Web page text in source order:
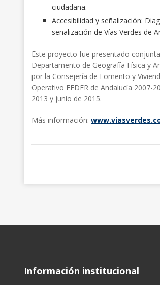
ciudadana.
Accesibilidad y señalización:
señalización de Vías Verdes de
Este proyecto fue presentado
Departamento de Geografía Física y
por la Consejería de Fomento y
Operativo FEDER de Andalucía 2007-
2013 y junio de 2015.
Más información:
Información institucional